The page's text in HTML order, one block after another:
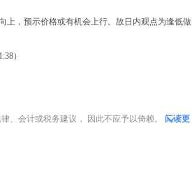
上，预示价格或有机会上行。故日内观点为逢低做
）
、会计或税务建议， 因此不应予以倚赖。
阅读更